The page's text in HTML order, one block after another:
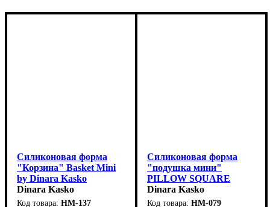
Силиконовая форма
"Корзина" Basket Mini
by Dinara Kasko
(d8см,h4.5см,130мл)
Dinara Kasko
HM-137
Силиконовая форма
"подушка мини"
PILLOW SQUARE
MINI by Dinara Kasko
(7x7см,h3.5см,100мл)
Dinara Kasko
HM-079